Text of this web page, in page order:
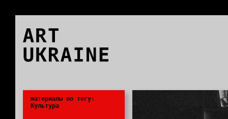
ART
UKRAINE
материалы по тегу:
Культура